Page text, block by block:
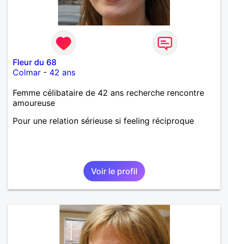
Fleur du 68
Colmar - 42 ans
Femme célibataire de 42 ans recherche rencontre
amoureuse
Pour une relation sérieuse si feeling réciproque
Voir le profil